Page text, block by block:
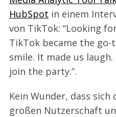
HubSpot in einem
von TikTok: “Looking
TikTok became the go-
smile. It made us laugh.
join the party.”.
Kein Wunder, dass
großen Nutzerschaft